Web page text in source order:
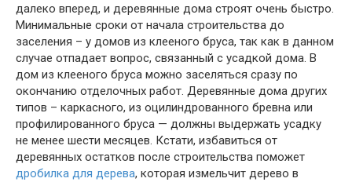
далеко вперед, и деревянные дома строят очень быстро.
Минимальные сроки от начала строительства до
заселения – у домов из клееного бруса, так как в данном
случае отпадает вопрос, связанный с усадкой дома. В
дом из клееного бруса можно заселяться сразу по
окончанию отделочных работ. Деревянные дома других
типов – каркасного, из оцилиндрованного бревна или
профилированного бруса — должны выдержать усадку
не менее шести месяцев. Кстати, избавиться от
деревянных остатков после строительства поможет
дробилка для дерева, которая измельчит дерево в